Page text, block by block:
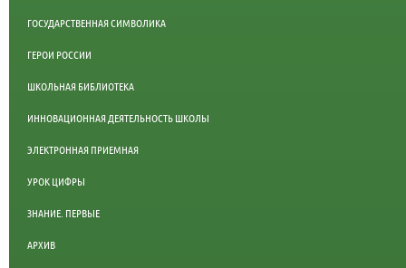
ГОСУДАРСТВЕННАЯ СИМВОЛИКА
ГЕРОИ РОССИИ
ШКОЛЬНАЯ БИБЛИОТЕКА
ИННОВАЦИОННАЯ ДЕЯТЕЛЬНОСТЬ ШКОЛЫ
ЭЛЕКТРОННАЯ ПРИЕМНАЯ
УРОК ЦИФРЫ
ЗНАНИЕ. ПЕРВЫЕ
АРХИВ